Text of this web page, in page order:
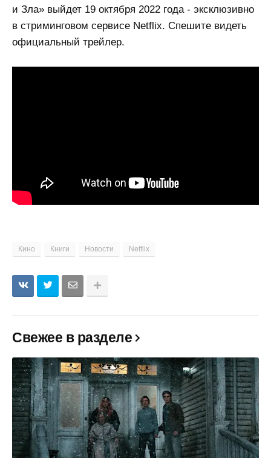
и Зла» выйдет 19 октября 2022 года - эксклюзивно
в стриминговом сервисе Netflix. Спешите видеть
официальный трейлер.
Кино Книги Новости Netflix
Свежее в разделе